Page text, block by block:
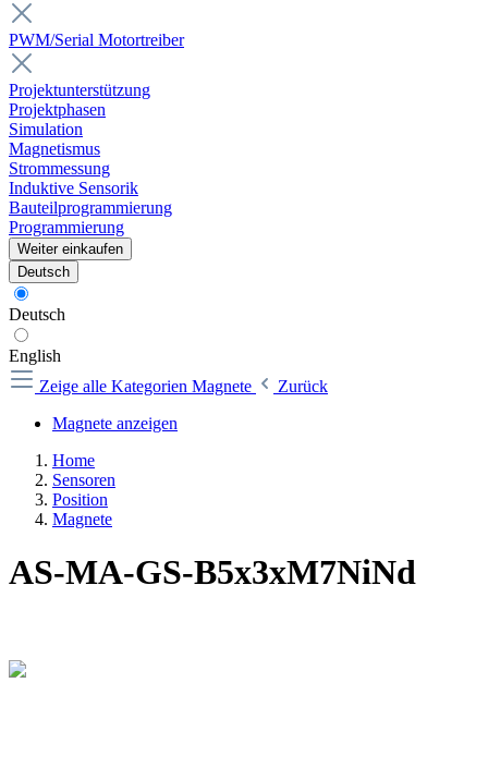
PWM/Serial Motortreiber
Projektunterstützung
Projektphasen
Simulation
Magnetismus
Strommessung
Induktive Sensorik
Bauteilprogrammierung
Programmierung
Weiter einkaufen
Deutsch
Deutsch
English
Zeige alle Kategorien Magnete
Zurück
Magnete anzeigen
Home
Sensoren
Position
Magnete
AS-MA-GS-B5x3xM7NiNd